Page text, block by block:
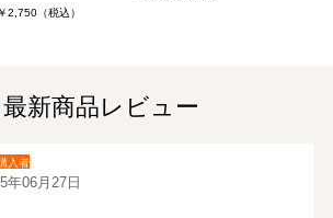
￥2,750（税込）
最新商品レビュー
入者
年06月27日